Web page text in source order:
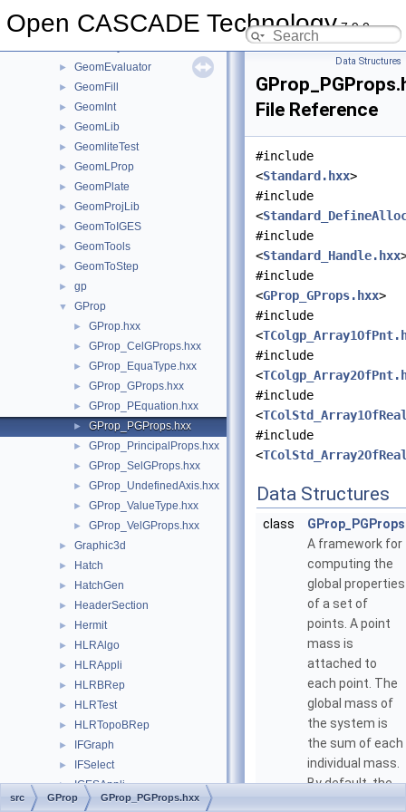
Open CASCADE Technology7.9.0
GeomConvert
► GeomEvaluator
► GeomFill
► GeomInt
► GeomLib
► GeomliteTest
► GeomLProp
► GeomPlate
► GeomProjLib
► GeomToIGES
► GeomTools
► GeomToStep
► gp
▼ GProp
► GProp.hxx
► GProp_CelGProps.hxx
► GProp_EquaType.hxx
► GProp_GProps.hxx
► GProp_PEquation.hxx
► GProp_PGProps.hxx
► GProp_PrincipalProps.hxx
► GProp_SelGProps.hxx
► GProp_UndefinedAxis.hxx
► GProp_ValueType.hxx
► GProp_VelGProps.hxx
► Graphic3d
► Hatch
► HatchGen
► HeaderSection
► Hermit
► HLRAlgo
► HLRAppli
► HLRBRep
► HLRTest
► HLRTopoBRep
► IFGraph
► IFSelect
► IGESAppli
► IGESBasic
Data Structures
File Reference
#include
<Standard.hxx>
#include
<
#include
<Standard_Handle.hxx
#include
<GProp_GProps.hxx>
#include
<
#include
<
#include
<
#include
<
Data Structures
class
GProp_PGProps
A framework for
computing the
global properties
of a set of
points. A point
mass is
attached to
each point. The
global mass of
the system is
the sum of each
individual mass.
By default, the
src GProp GProp_PGProps.hxx